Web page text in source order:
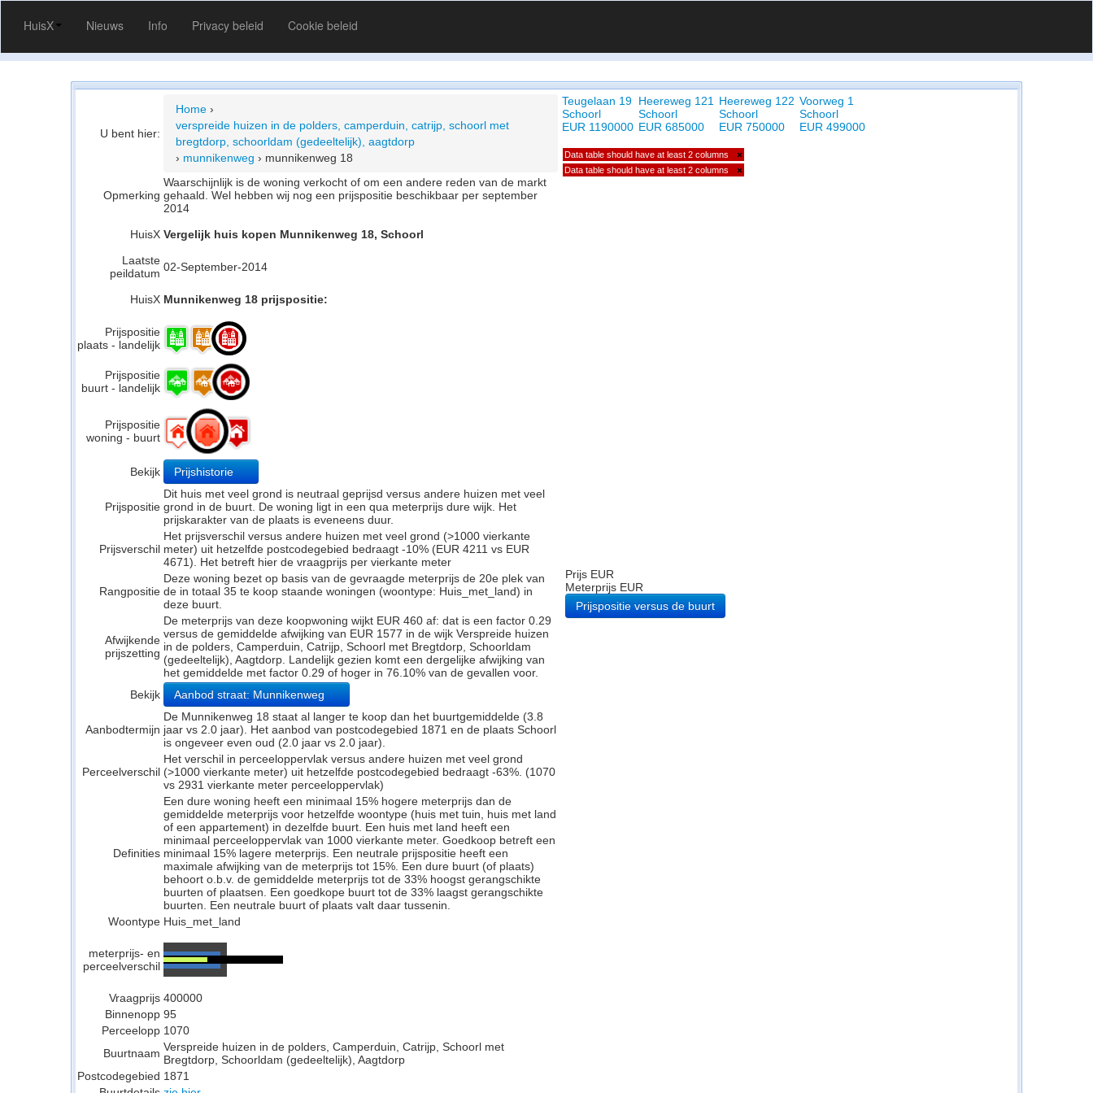
HuisX Nieuws Info Privacy beleid Cookie beleid
U bent hier:
Home ›
verspreide huizen in de polders, camperduin, catrijp, schoorl met
bregtdorp, schoorldam (gedeeltelijk), aagtdorp
› munnikenweg › munnikenweg 18
Opmerking
Waarschijnlijk is de woning verkocht of om een andere reden van de markt
gehaald. Wel hebben wij nog een prijspositie beschikbaar per september
2014
HuisX Vergelijk huis kopen Munnikenweg 18, Schoorl
Laatste
peildatum 02-September-2014
HuisX Munnikenweg 18 prijspositie:
Prijspositie
plaats - landelijk
Prijspositie
buurt - landelijk
Prijspositie
woning - buurt
Bekijk Prijshistorie
Prijspositie
Dit huis met veel grond is neutraal geprijsd versus andere huizen met veel
grond in de buurt. De woning ligt in een qua meterprijs dure wijk. Het
prijskarakter van de plaats is eveneens duur.
Prijsverschil
Het prijsverschil versus andere huizen met veel grond (>1000 vierkante
meter) uit hetzelfde postcodegebied bedraagt -10% (EUR 4211 vs EUR
4671). Het betreft hier de vraagprijs per vierkante meter
Rangpositie
Deze woning bezet op basis van de gevraagde meterprijs de 20e plek van
de in totaal 35 te koop staande woningen (woontype: Huis_met_land) in
deze buurt.
Afwijkende
prijszetting
De meterprijs van deze koopwoning wijkt EUR 460 af: dat is een factor 0.29
versus de gemiddelde afwijking van EUR 1577 in de wijk Verspreide huizen
in de polders, Camperduin, Catrijp, Schoorl met Bregtdorp, Schoorldam
(gedeeltelijk), Aagtdorp. Landelijk gezien komt een dergelijke afwijking van
het gemiddelde met factor 0.29 of hoger in 76.10% van de gevallen voor.
Bekijk
Aanbod straat: Munnikenweg
Aanbodtermijn
De Munnikenweg 18 staat al langer te koop dan het buurtgemiddelde (3.8
jaar vs 2.0 jaar). Het aanbod van postcodegebied 1871 en de plaats Schoorl
is ongeveer even oud (2.0 jaar vs 2.0 jaar).
Perceelverschil
Het verschil in perceeloppervlak versus andere huizen met veel grond
(>1000 vierkante meter) uit hetzelfde postcodegebied bedraagt -63%. (1070
vs 2931 vierkante meter perceeloppervlak)
Definities
Een dure woning heeft een minimaal 15% hogere meterprijs dan de
gemiddelde meterprijs voor hetzelfde woontype (huis met tuin, huis met land
of een appartement) in dezelfde buurt. Een huis met land heeft een
minimaal perceeloppervlak van 1000 vierkante meter. Goedkoop betreft een
minimaal 15% lagere meterprijs. Een neutrale prijspositie heeft een
maximale afwijking van de meterprijs tot 15%. Een dure buurt (of plaats)
behoort o.b.v. de gemiddelde meterprijs tot de 33% hoogst gerangschikte
buurten of plaatsen. Een goedkope buurt tot de 33% laagst gerangschikte
buurten. Een neutrale buurt of plaats valt daar tussenin.
Woontype Huis_met_land
meterprijs- en
perceelverschil
Vraagprijs 400000
Binnenopp 95
Perceelopp 1070
Buurtnaam Verspreide huizen in de polders, Camperduin, Catrijp, Schoorl met
Bregtdorp, Schoorldam (gedeeltelijk), Aagtdorp
Postcodegebied 1871
Teugelaan 19
Schoorl
EUR 1190000
Heereweg 121
Schoorl
EUR 685000
Heereweg 122
Schoorl
EUR 750000
Voorweg 1
Schoorl
EUR 499000
Data table should have at least 2 columns ×
Data table should have at least 2 columns ×
Prijs EUR
Meterprijs EUR
Prijspositie versus de buurt